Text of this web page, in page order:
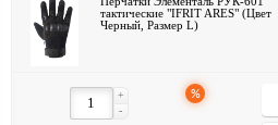
тактические "IFRIT ARES" (Цвет
Черный, Размер L)
-
+ %